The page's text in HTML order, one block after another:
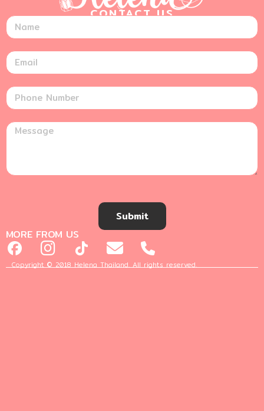
CONTACT US
Submit
MORE FROM US
Copyright © 2018 Helena Thailand. All rights reserved.